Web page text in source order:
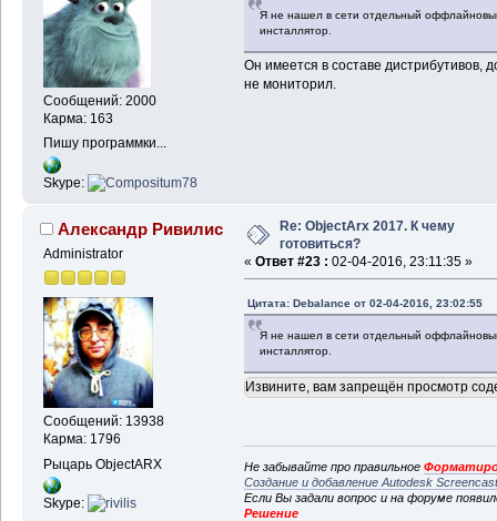
Сообщений: 2000
Карма: 163
Пишу программки...
Skype:
Я не нашел в сети отдельный
инсталлятор.
Он имеется в составе дистрибутивов,
не мониторил.
Александр Ривилис
Administrator
Сообщений: 13938
Карма: 1796
Рыцарь ObjectARX
Skype:
Re: ObjectArx 2017. К чему
готовиться?
« Ответ #23 : 02-04-2016, 23:11:35 »
Цитата: Debalance от 02-04-2016, 23:02:55
Я не нашел в сети отдельный
инсталлятор.
Извините, вам запрещён просмотр
Не забывайте про правильное
Создание и добавление Autodesk
Если Вы задали вопрос и на форуме
Решение